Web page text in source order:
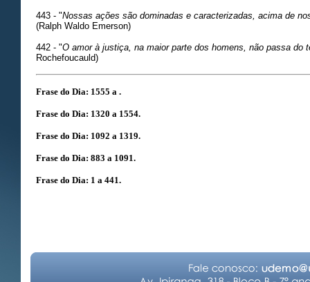
443 - "Nossas ações são dominadas e caracterizadas, acima de
(Ralph Waldo Emerson)
442 - "O amor à justiça, na maior parte dos homens, não passa do
Rochefoucauld)
Frase do Dia: 1555 a .
Frase do Dia: 1320 a 1554.
Frase do Dia: 1092 a 1319.
Frase do Dia: 883 a 1091.
Frase do Dia: 1 a 441.